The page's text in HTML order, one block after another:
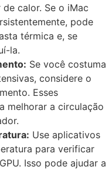
calor. Se o iMac
pode
térmica e, se
la.
Se você costuma
considere o
Esses
melhorar a circulação
Use aplicativos
para verificar
Isso pode ajudar a